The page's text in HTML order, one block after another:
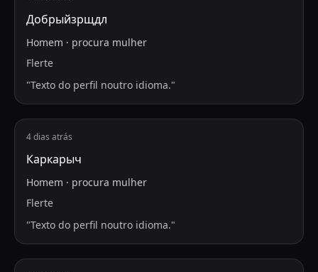
Добрыйзрщдл
Homem · procura mulher
Flerte
"Texto do perfil noutro idioma."
4 dias atrás
Каркарыч
Homem · procura mulher
Flerte
"Texto do perfil noutro idioma."